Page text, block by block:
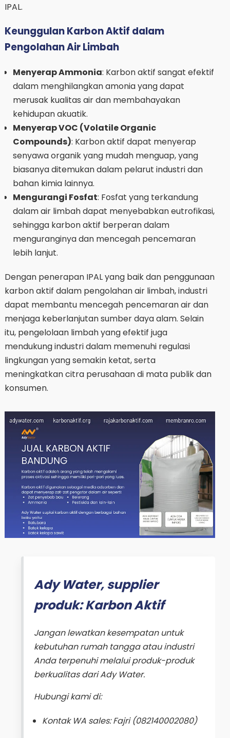
IPAL.
Keunggulan Karbon Aktif dalam
Pengolahan Air Limbah
Menyerap Ammonia: Karbon aktif sangat efektif
dalam menghilangkan amonia yang dapat
merusak kualitas air dan membahayakan
kehidupan akuatik.
Menyerap VOC (Volatile Organic
Compounds): Karbon aktif dapat menyerap
senyawa organik yang mudah menguap, yang
biasanya ditemukan dalam pelarut industri dan
bahan kimia lainnya.
Mengurangi Fosfat: Fosfat yang terkandung
dalam air limbah dapat menyebabkan eutrofikasi,
sehingga karbon aktif berperan dalam
menguranginya dan mencegah pencemaran
lebih lanjut.
Dengan penerapan IPAL yang baik dan penggunaan
karbon aktif dalam pengolahan air limbah, industri
dapat membantu mencegah pencemaran air dan
menjaga keberlanjutan sumber daya alam. Selain
itu, pengelolaan limbah yang efektif juga
mendukung industri dalam memenuhi regulasi
lingkungan yang semakin ketat, serta
meningkatkan citra perusahaan di mata publik dan
konsumen.
Ady Water, supplier
produk: Karbon Aktif
Jangan lewatkan kesempatan untuk
kebutuhan rumah tangga atau industri
Anda terpenuhi melalui produk-produk
berkualitas dari Ady Water.
Hubungi kami di:
Kontak WA sales: Fajri (082140002080)